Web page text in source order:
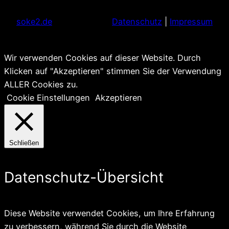
soke2.de Datenschutz Impressum
Wir verwenden Cookies auf dieser Website. Durch
Klicken auf "Akzeptieren" stimmen Sie der Verwendung
ALLER Cookies zu.
Cookie Einstellungen Akzeptieren
Schließen
Datenschutz-Übersicht
Diese Website verwendet Cookies, um Ihre Erfahrung
zu verbessern, während Sie durch die Website